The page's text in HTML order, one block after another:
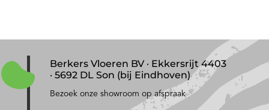
Berkers Vloeren BV · Ekkersrijt 4403
· 5692 DL Son (bij Eindhoven)
Bezoek onze showroom op afspraak